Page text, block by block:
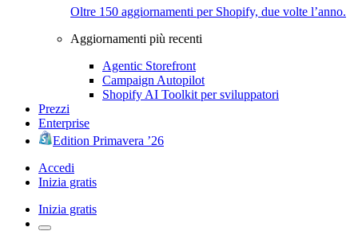
Oltre 150 aggiornamenti per Shopify, due volte l’anno.
Aggiornamenti più recenti
Agentic Storefront
Campaign Autopilot
Shopify AI Toolkit per sviluppatori
Prezzi
Enterprise
Edition Primavera ’26
Accedi
Inizia gratis
Inizia gratis